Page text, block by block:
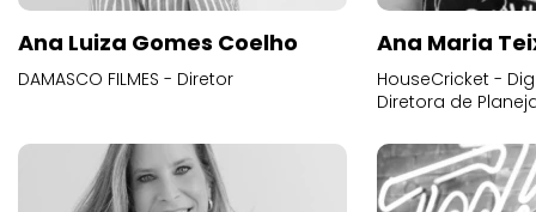
Ana Luiza Gomes Coelho
DAMASCO FILMES - Diretor
Ana Maria
HouseCricket -
Diretora de